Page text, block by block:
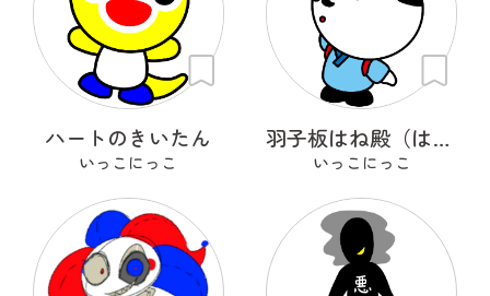
ハートのきいたん
いっこにっこ
羽子板はね殿（はごいたはねどの）
いっこにっこ